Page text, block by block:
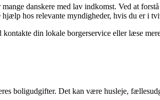
danskere med lav indkomst. Ved at
hos relevante myndigheder, hvis du er i
din lokale borgerservice eller læse
boligudgifter. Det kan være husleje,